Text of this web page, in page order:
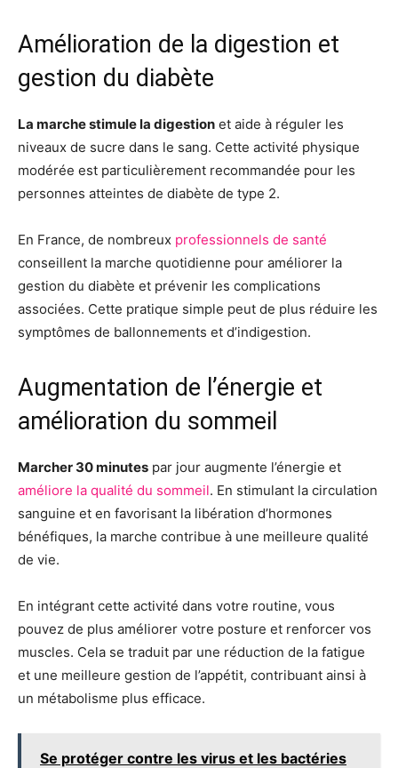
Amélioration de la digestion et
gestion du diabète
La marche stimule la digestion et aide à réguler les
niveaux de sucre dans le sang. Cette activité physique
modérée est particulièrement recommandée pour les
personnes atteintes de diabète de type 2.
En France, de nombreux professionnels de santé
conseillent la marche quotidienne pour améliorer la
gestion du diabète et prévenir les complications
associées. Cette pratique simple peut de plus réduire les
symptômes de ballonnements et d’indigestion.
Augmentation de l’énergie et
amélioration du sommeil
Marcher 30 minutes par jour augmente l’énergie et
améliore la qualité du sommeil. En stimulant la circulation
sanguine et en favorisant la libération d’hormones
bénéfiques, la marche contribue à une meilleure qualité
de vie.
En intégrant cette activité dans votre routine, vous
pouvez de plus améliorer votre posture et renforcer vos
muscles. Cela se traduit par une réduction de la fatigue
et une meilleure gestion de l’appétit, contribuant ainsi à
un métabolisme plus efficace.
Se protéger contre les virus et les bactéries